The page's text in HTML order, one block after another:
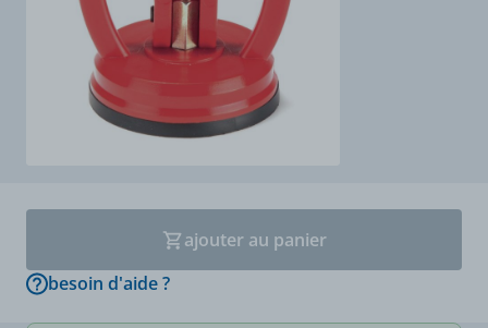
ajouter au panier
besoin d'aide ?